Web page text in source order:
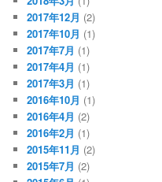
2017年12月 (2)
2017年10月 (1)
2017年7月 (1)
2017年4月 (1)
2017年3月 (1)
2016年10月 (1)
2016年4月 (2)
2016年2月 (1)
2015年11月 (2)
2015年7月 (2)